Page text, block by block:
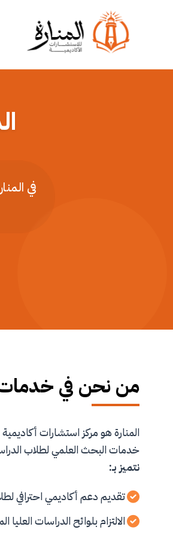
في
من نحن في
المنارة هو مركز استشارات
خدمات البحث العلمي لطلاب
نتميز بـ:
تقديم دعم أكاديمي احترافي
الالتزام بلوائح الدراسات